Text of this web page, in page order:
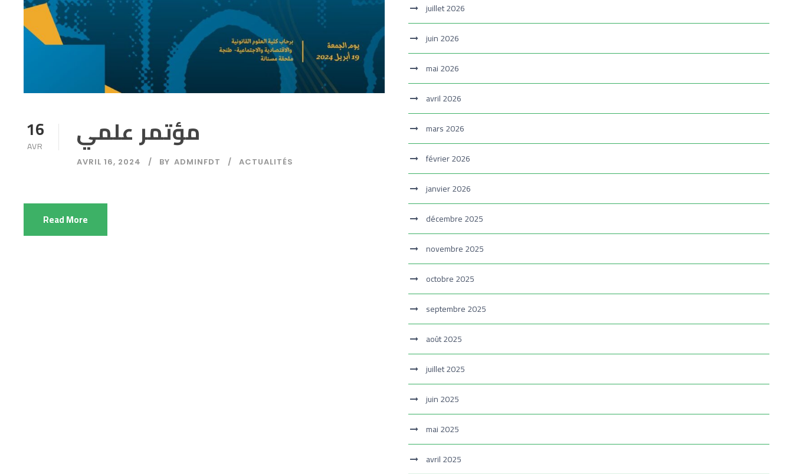
16
AVR مؤتمر علمي
AVRIL 16, 2024 BY ADMINFDT ACTUALITÉS
Read More
juillet 2026
juin 2026
mai 2026
avril 2026
mars 2026
février 2026
janvier 2026
décembre 2025
novembre 2025
octobre 2025
septembre 2025
août 2025
juillet 2025
juin 2025
mai 2025
avril 2025